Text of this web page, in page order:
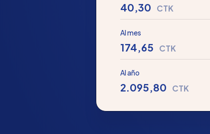
40,30 CTK
Al mes
174,65 CTK
Al año
2.095,80 CTK